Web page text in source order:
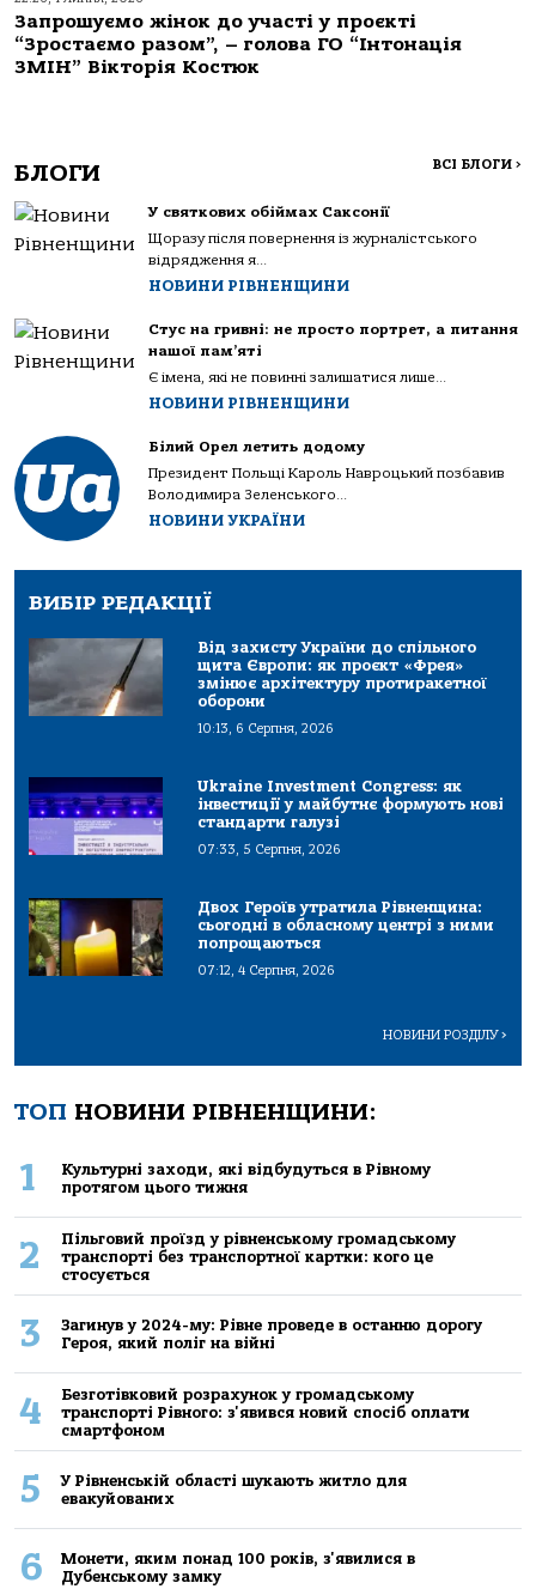
Запрошуємо жінок до участі у проєкті
“Зростаємо разом”, – голова ГО “Інтонація
ЗМІН” Вікторія Костюк
БЛОГИ ВСІ БЛОГИ >
У святкових обіймах Саксонії
Щоразу після повернення із журналістського
відрядження я...
НОВИНИ РІВНЕНЩИНИ
Стус на гривні: не просто портрет, а питання
нашої пам’яті
Є імена, які не повинні залишатися лише...
НОВИНИ РІВНЕНЩИНИ
Білий Орел летить додому
Президент Польщі Кароль Навроцький позбавив
Володимира Зеленського...
НОВИНИ УКРАЇНИ
ВИБІР РЕДАКЦІЇ
Від захисту України до спільного
щита Європи: як проєкт «Фрея»
змінює архітектуру протиракетної
оборони
10:13, 6 Серпня, 2026
Ukraine Investment Congress: як
інвестиції у майбутнє формують нові
стандарти галузі
07:33, 5 Серпня, 2026
Двох Героїв утратила Рівненщина:
сьогодні в обласному центрі з ними
попрощаються
07:12, 4 Серпня, 2026
НОВИНИ РОЗДІЛУ>
ТОП НОВИНИ РІВНЕНЩИНИ:
1
Культурні заходи, які відбудуться в Рівному
протягом цього тижня
2
Пільговий проїзд у рівненському громадському
транспорті без транспортної картки: кого це
стосується
3
Загинув у 2024-му: Рівне проведе в останню дорогу
Героя, який поліг на війні
4
Безготівковий розрахунок у громадському
транспорті Рівного: з'явився новий спосіб оплати
смартфоном
5
У Рівненській області шукають житло для
евакуйованих
6
Монети, яким понад 100 років, з'явилися в
Дубенському замку